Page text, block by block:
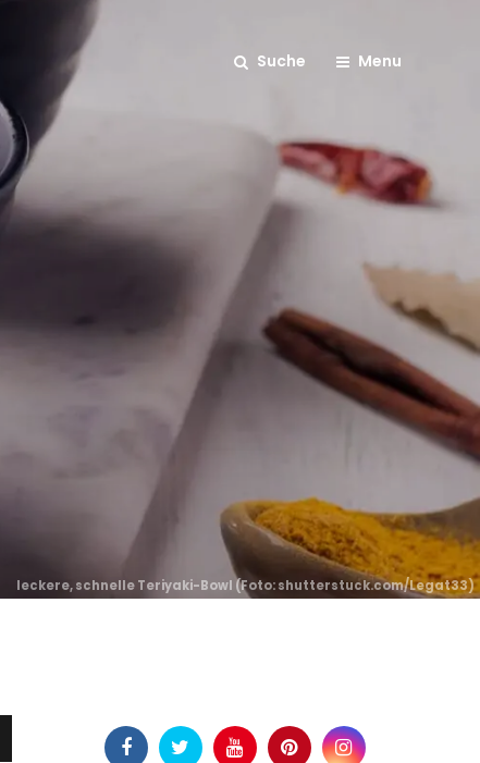
Suche Menu
leckere, schnelle Teriyaki-Bowl (Foto: shutterstuck.com/Legat33)